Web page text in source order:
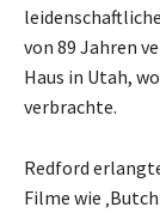
von 89 Jahren
Haus in Utah,
verbrachte.
Redford
Filme wie ‚Butch